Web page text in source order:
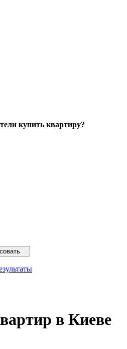
купить квартиру?
в Киеве